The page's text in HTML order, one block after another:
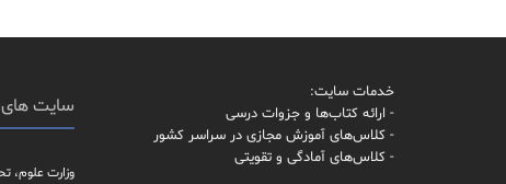
خدمات سایت:
- ارائه کتاب‌ها و جزوات درسی
- کلاس‌های آموزش مجازی در سراسر کشور
- کلاس‌های آمادگی و تقویتی
سایت های
وزارت علوم،